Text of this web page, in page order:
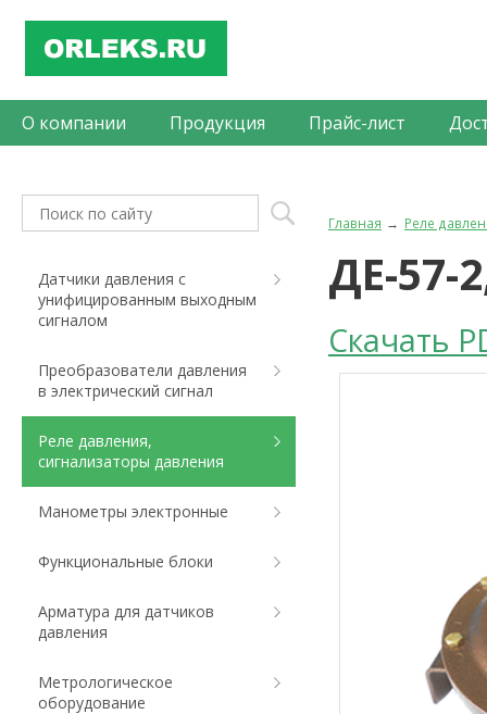
О компании Продукция Прайс-лист
Главная Реле
ДЕ-57-
Скачать
Датчики давления с
унифицированным выходным
сигналом
Преобразователи давления
в электрический сигнал
Реле давления,
сигнализаторы давления
Манометры электронные
Функциональные блоки
Арматура для датчиков
давления
Метрологическое
оборудование